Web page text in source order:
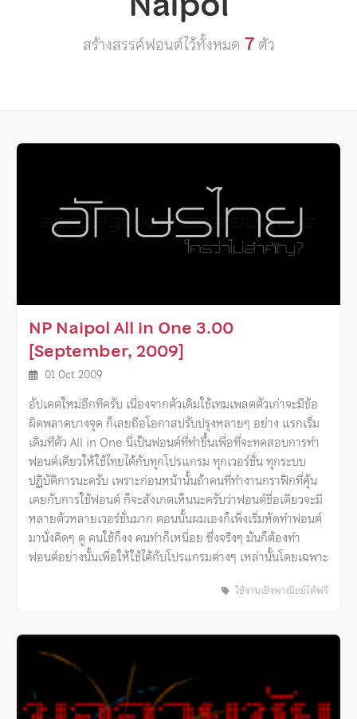
สร้างสรรค์ฟอนต์ไว้ทั้งหมด 7ตัว
NP Naipol All in One 3.00
[September, 2009]
01 Oct 2009
อัปเดตใหม่อีกทีครับ เนื่องจากตัวเดิมใช้เทมเพลตตัวเก่าจะมีข้อ
ผิดพลาดบางจุด ก็เลยถือโอกาสปรับปรุงหลายๆ อย่าง แรกเริ่ม
เดิมทีตัว All in One นี่เป็นฟอนต์ที่ทำขึ้นเพื่อที่จะทดสอบการทำ
ฟอนต์เดียวให้ใช้ไทยได้กับทุกโปรแกรม ทุกเวอร์ชั่น ทุกระบบ
ปฏิบัติการนะครับ เพราะก่อนหน้านั้นถ้าคนที่ทำงานกราฟิกที่คุ้น
เคยกับการใช้ฟอนต์ ก็จะสังเกตเห็นนะครับว่าฟอนต์ชื่อเดียวจะมี
หลายตัวหลายเวอร์ชั่นมาก ตอนนั้นผมเองก็เพิ่งเริ่มหัดทำฟอนต์
มานั่งคิดๆ ดู คนใช้ก็งง คนทำก็เหนื่อย ซึ่งจริงๆ มันก็ต้องทำ
ฟอนต์อย่างนั้นเพื่อให้ใช้ได้กับโปรแกรมต่างๆ เหล่านั้นโดยเฉพาะ
ใช้งานเชิงพาณิชย์ได้ฟรี